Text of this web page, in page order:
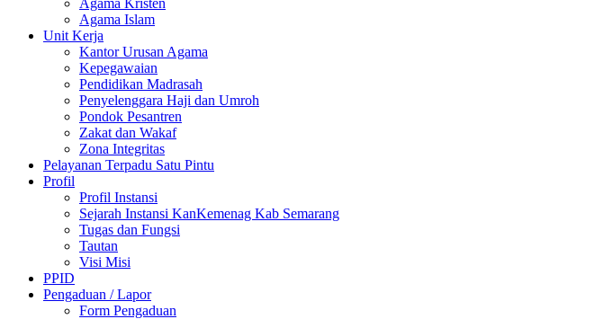
Agama Islam
Unit Kerja
Kantor Urusan Agama
Kepegawaian
Pendidikan Madrasah
Penyelenggara Haji dan Umroh
Pondok Pesantren
Zakat dan Wakaf
Zona Integritas
Pelayanan Terpadu Satu Pintu
Profil
Profil Instansi
Sejarah Instansi KanKemenag Kab Semarang
Tugas dan Fungsi
Tautan
Visi Misi
PPID
Pengaduan / Lapor
Form Pengaduan